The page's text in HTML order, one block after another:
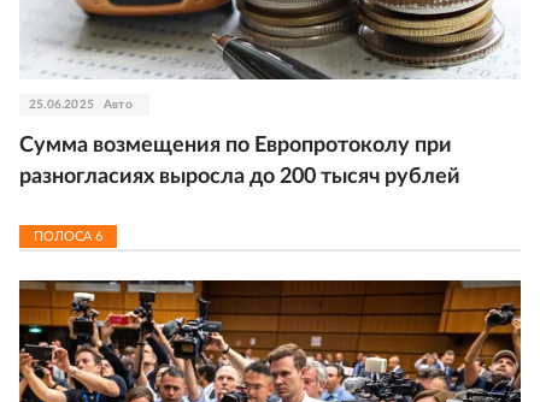
25.06.2025 Авто
Сумма возмещения по Европротоколу при
разногласиях выросла до 200 тысяч рублей
ПОЛОСА 6